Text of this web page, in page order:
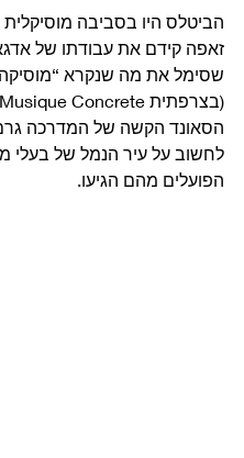
הביטלס היו בסביבה
זאפה קידם את עבודתו של
שסימל את מה שנקרא
הסאונד הקשה של המדרכה
לחשוב על עיר הנמל של בעלי
הפועלים מהם הגיעו.